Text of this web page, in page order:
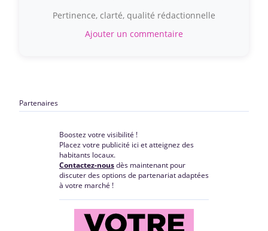
Pertinence, clarté, qualité rédactionnelle
Ajouter un commentaire
Partenaires
Boostez votre visibilité !
Placez votre publicité ici et atteignez des
habitants locaux.
Contactez-nousdès maintenant pour
discuter des options de partenariat adaptées
à votre marché !